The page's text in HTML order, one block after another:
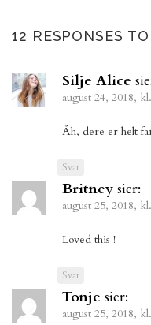
12 RESPONSES TO
Silje Alice
august 24, 2018,
Åh, dere er helt
Svar
Britney sier:
august 25, 2018,
Loved this !
Svar
Tonje sier:
august 25, 2018,